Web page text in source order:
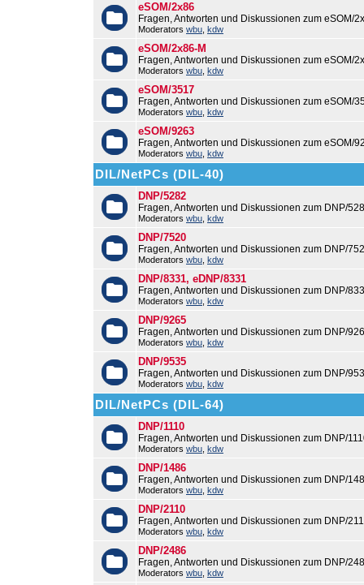
eSOM/2x86
Fragen, Antworten und Diskussionen zum eSOM/
Moderators wbu kdw
eSOM/2x86-M
Fragen, Antworten und Diskussionen zum eSOM/
Moderators wbu kdw
eSOM/3517
Fragen, Antworten und Diskussionen zum eSOM/
Moderators wbu kdw
eSOM/9263
Fragen, Antworten und Diskussionen zum eSOM/
Moderators wbu kdw
DIL/NetPCs (DIL-40)
DNP/5282
Fragen, Antworten und Diskussionen zum DNP/
Moderators wbu kdw
DNP/7520
Fragen, Antworten und Diskussionen zum DNP/
Moderators wbu kdw
DNP/8331, eDNP/8331
Fragen, Antworten und Diskussionen zum DNP/
Moderators wbu kdw
DNP/9265
Fragen, Antworten und Diskussionen zum DNP/
Moderators wbu kdw
DNP/9535
Fragen, Antworten und Diskussionen zum DNP/
Moderators wbu kdw
DIL/NetPCs (DIL-64)
DNP/1110
Fragen, Antworten und Diskussionen zum DNP/
Moderators wbu kdw
DNP/1486
Fragen, Antworten und Diskussionen zum DNP/
Moderators wbu kdw
DNP/2110
Fragen, Antworten und Diskussionen zum DNP/
Moderators wbu kdw
DNP/2486
Fragen, Antworten und Diskussionen zum DNP/
Moderators wbu kdw